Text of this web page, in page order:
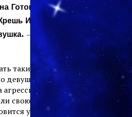
Готовить Тебе Еду, Но
И Не Жалуешься, —
– Вот И Тут Не
такие слова от некогда
радовалась, что
Их встречи с
свою пользу. Алина
увереннее в себе.